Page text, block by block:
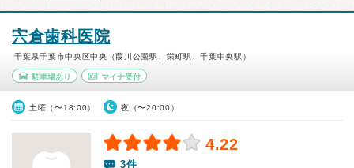
宍倉歯科医院
千葉県千葉市中央区中央（葭川公園駅、栄町駅、千葉中央駅）
駐車場あり マイナ受付
土曜（〜18:00） 夜（〜20:00）
4.22
3件